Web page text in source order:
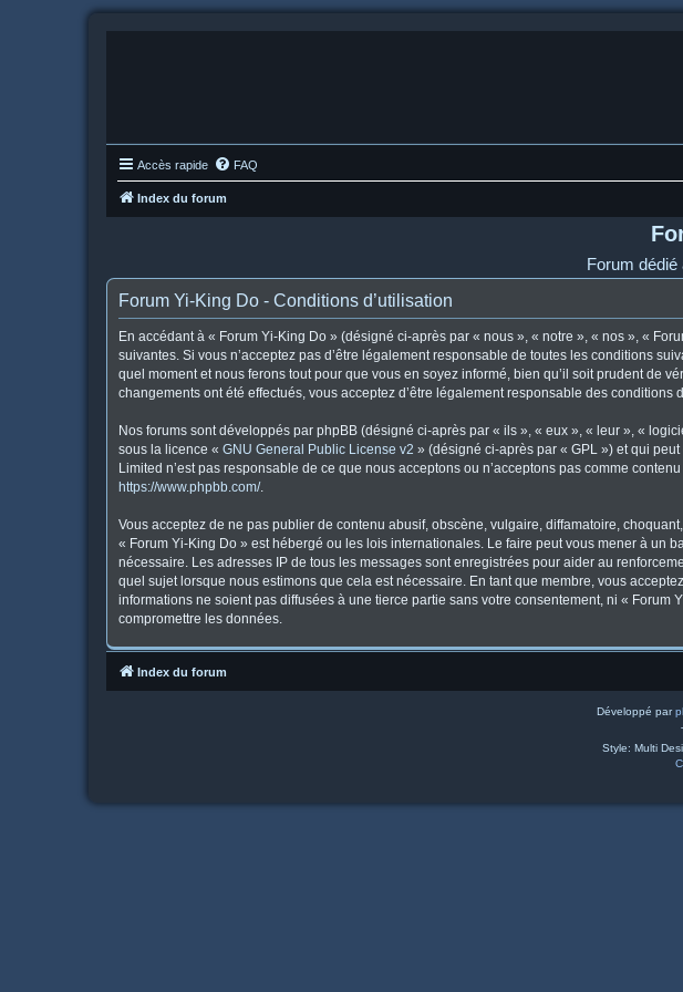
Accès rapide FAQ
Index du forum
Forum dédié
Forum Yi-King Do - Conditions d’utilisation
En accédant à « Forum Yi-King Do » (désigné ci-après par « nous », « notre », « nos », «
suivantes. Si vous n’acceptez pas d’être légalement responsable de toutes les conditions
quel moment et nous ferons tout pour que vous en soyez informé, bien qu’il soit prudent de
changements ont été effectués, vous acceptez d’être légalement responsable des
Nos forums sont développés par phpBB (désigné ci-après par « ils », « eux », « leur », «
sous la licence « GNU General Public License v2 » (désigné ci-après par « GPL ») et qui
Limited n’est pas responsable de ce que nous acceptons ou n’acceptons pas comme
https://www.phpbb.com/.
Vous acceptez de ne pas publier de contenu abusif, obscène, vulgaire, diffamatoire,
« Forum Yi-King Do » est hébergé ou les lois internationales. Le faire peut vous mener à un
nécessaire. Les adresses IP de tous les messages sont enregistrées pour aider au
quel sujet lorsque nous estimons que cela est nécessaire. En tant que membre, vous
informations ne soient pas diffusées à une tierce partie sans votre consentement, ni «
compromettre les données.
Index du forum
Développé par
Style: Multi